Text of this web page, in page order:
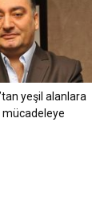
yeşil alanlara